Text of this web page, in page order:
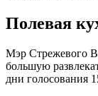
Полевая
Мэр Стрежевого
большую
дни голосования